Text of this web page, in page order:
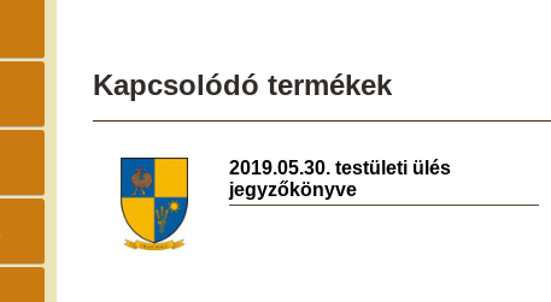
Kapcsolódó termékek
2019.05.30. testületi ülés
jegyzőkönyve